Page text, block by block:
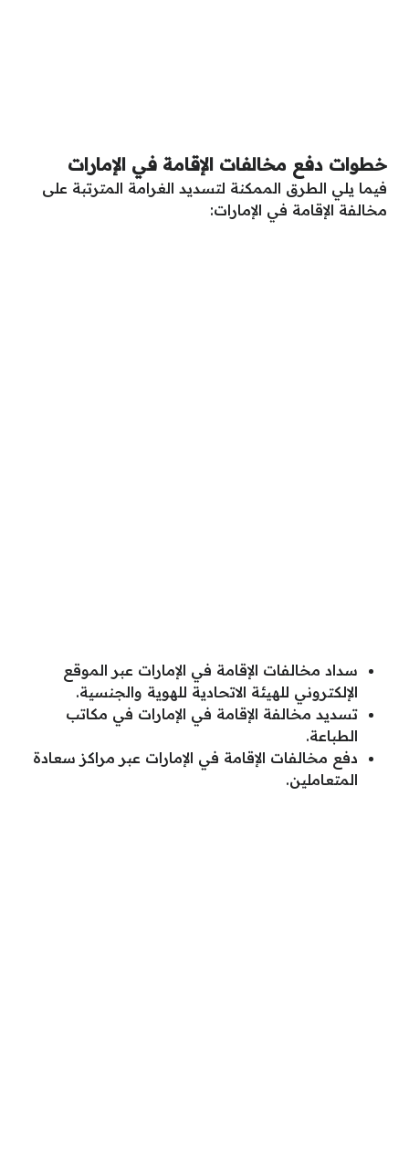
خطوات دفع مخالفات الإقامة في الإمارات
فيما يلي الطرق الممكنة لتسديد الغرامة المترتبة على
مخالفة الإقامة في الإمارات:
سداد مخالفات الإقامة في الإمارات عبر الموقع
الإلكتروني للهيئة الاتحادية للهوية والجنسية.
تسديد مخالفة الإقامة في الإمارات في مكاتب
الطباعة.
دفع مخالفات الإقامة في الإمارات عبر مراكز سعادة
المتعاملين.